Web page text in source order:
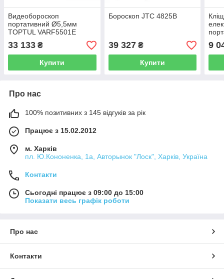
Видеобороскоп
портативний Ø5,5мм
TOPTUL VARF5501E
33 133 ₴
Купити
Бороскоп JTC 4825B
39 327₴
Купити
9
Про нас
100% позитивних з 145 відгуків за рік
Працює з 15.02.2012
м. Харків
пл. Ю.Кононенка, 1а, Авторынок "Лоск", Харків, Україна
Контакти
Сьогодні працює з 09:00 до 15:00
Показати весь графік роботи
Про нас
Контакти